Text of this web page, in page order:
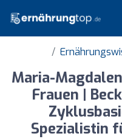
Maria-
Frauen |
Spezialistin